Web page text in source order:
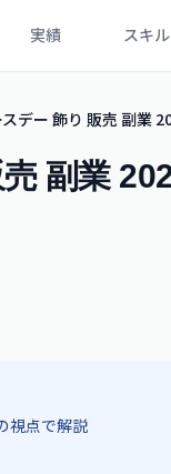
実績 スキル
デー 飾り 販売 副業
副業
視点で解説